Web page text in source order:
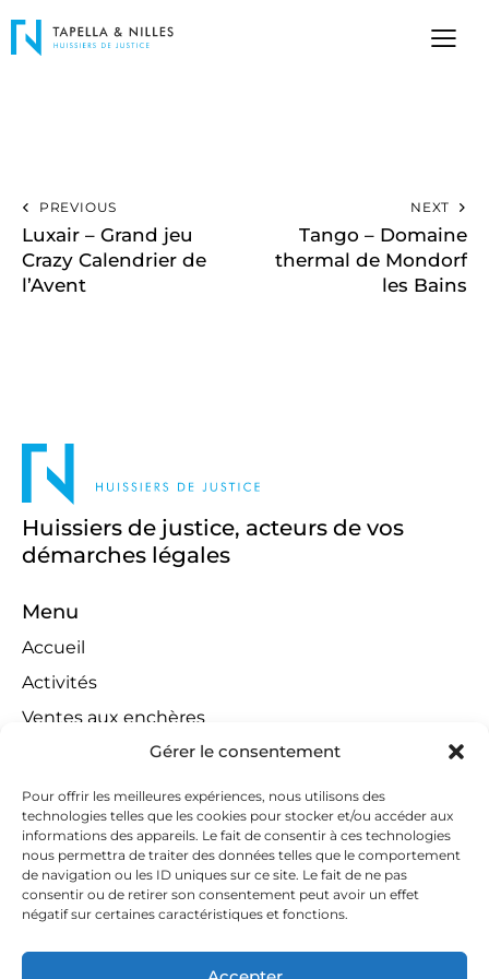
Gérer le consentement
Pour offrir les meilleures expériences, nous utilisons des
technologies telles que les cookies pour stocker et/ou accéder aux
informations des appareils. Le fait de consentir à ces technologies
nous permettra de traiter des données telles que le comportement
de navigation ou les ID uniques sur ce site. Le fait de ne pas
consentir ou de retirer son consentement peut avoir un effet
négatif sur certaines caractéristiques et fonctions.
PREVIOUS
Luxair – Grand jeu
Crazy Calendrier de
l’Avent
NEXT
Tango – Domaine
thermal de Mondorf
les Bains
Huissiers de justice, acteurs de vos
démarches légales
Menu
Accueil
Activités
Ventes aux enchères
Compétences territoriales
Jeux concours
Liens
Contact
Contactez-nous
huissiers@tapella-nilles.lu